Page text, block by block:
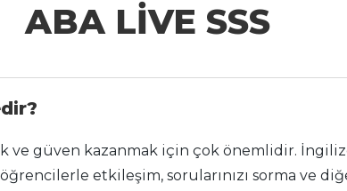
ABA LIVE SSS
ve güven kazanmak için çok önemlidir.
etkileşim, sorularınızı sorma ve